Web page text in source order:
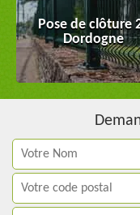
Pose de clôture
Dordogne